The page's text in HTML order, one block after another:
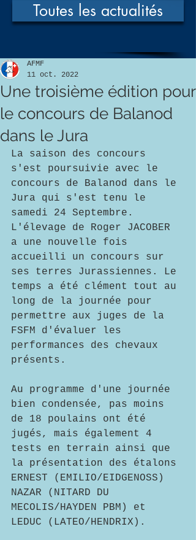
Toutes les actualités
Une troisième édition pour
le concours de Balanod
dans le Jura
AFMF
11 oct. 2022
La saison des concours
s'est poursuivie avec le
concours de Balanod dans le
Jura qui s'est tenu le
samedi 24 Septembre.
L'élevage de Roger JACOBER
a une nouvelle fois
accueilli un concours sur
ses terres Jurassiennes. Le
temps a été clément tout au
long de la journée pour
permettre aux juges de la
FSFM d'évaluer les
performances des chevaux
présents.
Au programme d'une journée
bien condensée, pas moins
de 18 poulains ont été
jugés, mais également 4
tests en terrain ainsi que
la présentation des étalons
ERNEST (EMILIO/EIDGENOSS)
NAZAR (NITARD DU
MECOLIS/HAYDEN PBM) et
LEDUC (LATEO/HENDRIX).